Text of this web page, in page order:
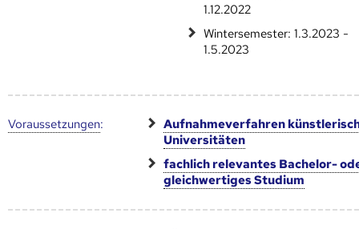
1.12.2022
Wintersemester: 1.3.2023 -
1.5.2023
Voraus­setzungen:
Aufnahmeverfahren
Universitäten
fachlich relevantes Bachelor-
gleichwertiges Studium